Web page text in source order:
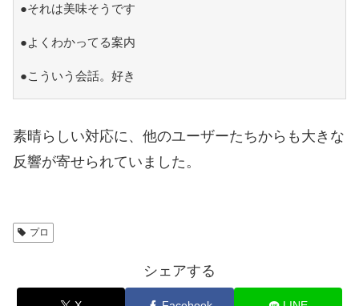
●それは美味そうです
●よくわかってる案内
●こういう会話。好き
素晴らしい対応に、他のユーザーたちからも大きな
反響が寄せられていました。
プロ
シェアする